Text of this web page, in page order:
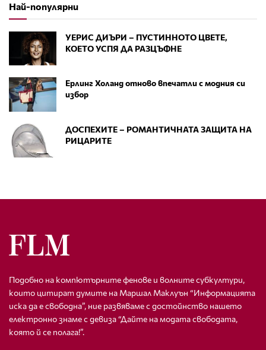
Най-популярни
УЕРИС ДИЪРИ – ПУСТИННОТО ЦВЕТЕ,
КОЕТО УСПЯ ДА РАЗЦЪФНЕ
Ерлинг Холанд отново впечатли с модния си
избор
ДОСПЕХИТЕ – РОМАНТИЧНАТА ЗАЩИТА НА
РИЦАРИТЕ
Подобно на компютърните фенове и волните субкултури,
които цитират думите на Маршал Маклуън “Информацията
иска да е свободна”, ние развяваме с достойнство нашето
електронно знаме с девиза “Дайте на модата свободата,
която й се полага!”.